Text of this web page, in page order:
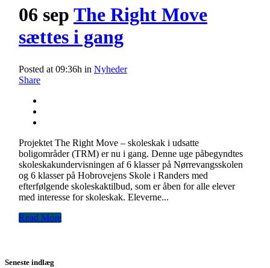
06 sep The Right Move
sættes i gang
Posted at 09:36h in Nyheder
Share
Projektet The Right Move – skoleskak i udsatte
boligområder (TRM) er nu i gang. Denne uge påbegyndtes
skoleskakundervisningen af 6 klasser på Nørrevangsskolen
og 6 klasser på Hobrovejens Skole i Randers med
efterfølgende skoleskaktilbud, som er åben for alle elever
med interesse for skoleskak. Eleverne...
Read More
Seneste indlæg